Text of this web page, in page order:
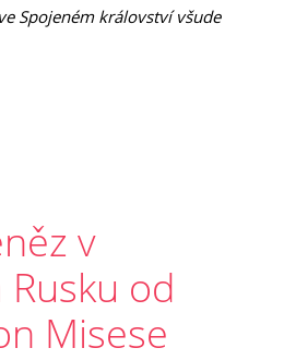
Spojeném království všude
v
od
Misese